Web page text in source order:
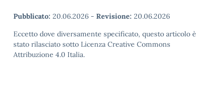
Pubblicato: 20.06.2026 - Revisione: 20.06.2026
Eccetto dove diversamente specificato, questo articolo è
stato rilasciato sotto Licenza Creative Commons
Attribuzione 4.0 Italia.